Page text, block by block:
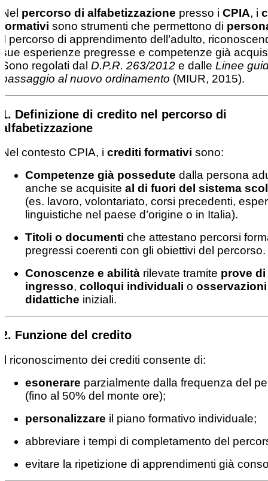
Nel percorso di alfabetizzazione presso i CPIA, i
formativi sono strumenti che permettono di
il percorso di apprendimento dell’adulto,
sue esperienze pregresse e competenze già
Sono regolati dal D.P.R. 263/2012 e dalle Linee
passaggio al nuovo ordinamento (MIUR, 2015).
1. Definizione di credito nel percorso di
alfabetizzazione
Nel contesto CPIA, i crediti formativi sono:
Competenze già possedute dalla persona
anche se acquisite al di fuori del sistema
(es. lavoro, volontariato, corsi precedenti,
linguistiche nel paese d’origine o in Italia).
Titoli o documenti che attestano percorsi
pregressi coerenti con gli obiettivi del percorso.
Conoscenze e abilità rilevate tramite prove di
ingresso, colloqui individuali o osservazioni
didattiche iniziali.
2. Funzione del credito
Il riconoscimento dei crediti consente di:
esonerare parzialmente dalla frequenza del
(fino al 50% del monte ore);
personalizzare il piano formativo individuale;
abbreviare i tempi di completamento del
evitare la ripetizione di apprendimenti già